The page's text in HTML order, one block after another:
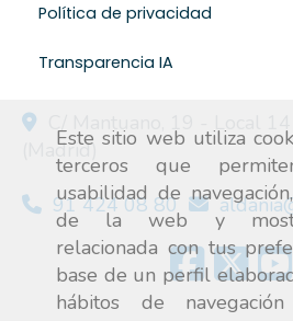
Este sitio web utiliza
terceros que
usabilidad de
de la web y
relacionada con tus
base de un perfil
hábitos de
Política de privacidad
Transparencia IA
(Madrid)
91 424 08 80 aldania